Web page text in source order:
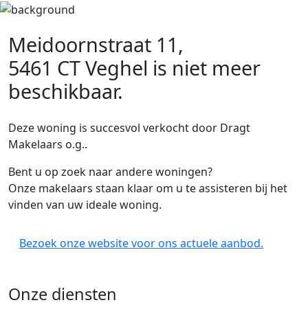
Meidoornstraat 11,
5461 CT Veghel is niet meer
beschikbaar.
Deze woning is succesvol verkocht door Dragt
Makelaars o.g..
Bent u op zoek naar andere woningen?
Onze makelaars staan klaar om u te assisteren bij het
vinden van uw ideale woning.
Bezoek onze website voor ons actuele aanbod.
Onze diensten